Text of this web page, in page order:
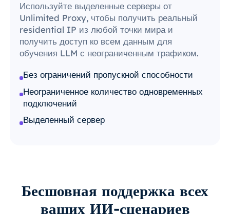
Используйте выделенные серверы от
Unlimited Proxy, чтобы получить реальный
residential IP из любой точки мира и
получить доступ ко всем данным для
обучения LLM с неограниченным трафиком.
Без ограничений пропускной способности
Неограниченное количество одновременных
подключений
Выделенный сервер
Бесшовная поддержка всех
ваших ИИ-сценариев